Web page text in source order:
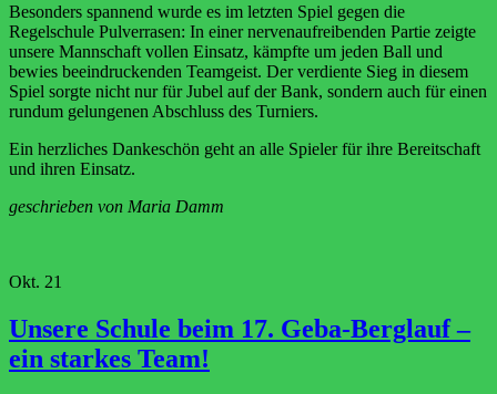
Besonders spannend wurde es im letzten Spiel gegen die
Regelschule Pulverrasen: In einer nervenaufreibenden Partie zeigte
unsere Mannschaft vollen Einsatz, kämpfte um jeden Ball und
bewies beeindruckenden Teamgeist. Der verdiente Sieg in diesem
Spiel sorgte nicht nur für Jubel auf der Bank, sondern auch für einen
rundum gelungenen Abschluss des Turniers.
Ein herzliches Dankeschön geht an alle Spieler für ihre Bereitschaft
und ihren Einsatz.
geschrieben von Maria Damm
Okt. 21
Unsere Schule beim 17. Geba-Berglauf –
ein starkes Team!